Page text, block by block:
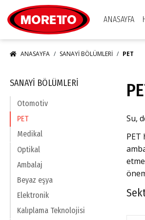
ANASAYFA
ANASAYFA SANAYI BÖLÜMLERI PET
Su,
PET
SANAYI BÖLÜMLERI
Otomotiv
PET
Medikal
Optikal
Ambalaj
Beyaz eşya
Elektronik
Kalıplama Teknolojisi